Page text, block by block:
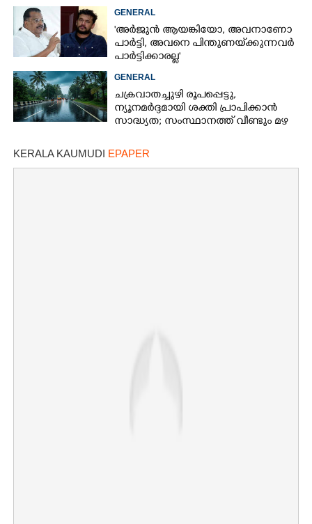
ഹൈക്കോടതി
GENERAL
'അർജുൻ ആയങ്കിയോ, അവനാണോ
പാർട്ടി, അവനെ പിന്തുണയ്‌ക്കുന്നവർ
പാർട്ടിക്കാരല്ല'
GENERAL
ചക്രവാതച്ചുഴി രൂപപ്പെട്ടു,
ന്യൂനമർദ്ദമായി ശക്തി പ്രാപിക്കാൻ
സാദ്ധ്യത; സംസ്ഥാനത്ത് വീണ്ടും മഴ
KERALA KAUMUDI EPAPER